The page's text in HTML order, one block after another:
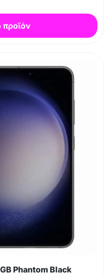
προϊόν
Phantom Black